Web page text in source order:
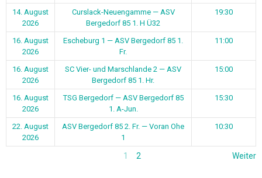
14. August
2026
Curslack-Neuengamme — ASV
Bergedorf 85 1. H Ü32
19:30
16. August
2026
Escheburg 1 — ASV Bergedorf 85 1.
Fr.
11:00
16. August
2026
SC Vier- und Marschlande 2 — ASV
Bergedorf 85 1. Hr.
15:00
16. August
2026
TSG Bergedorf — ASV Bergedorf 85
1. A-Jun.
15:30
22. August
2026
ASV Bergedorf 85 2. Fr. — Voran Ohe
1
10:30
1 2 Weiter